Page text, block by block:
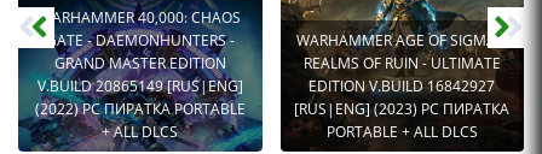
WARHAMMER 40,000: CHAOS
GATE - DAEMONHUNTERS -
GRAND MASTER EDITION
V.BUILD 20865149 [RUS|ENG]
(2022) PC ПИРАТКА PORTABLE
+ ALL DLCS
WARHAMMER AGE OF SIGMAR:
REALMS OF RUIN - ULTIMATE
EDITION V.BUILD 16842927
[RUS|ENG] (2023) PC ПИРАТКА
PORTABLE + ALL DLCS